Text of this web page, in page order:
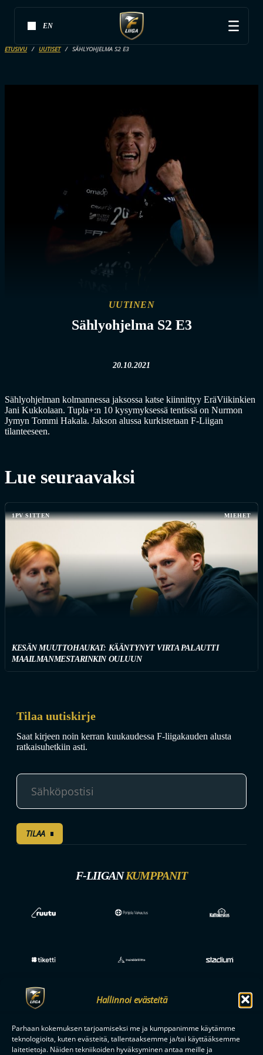
Hallinnoi evästeitä
Parhaan kokemuksen tarjoamiseksi me ja kumppanimme käytämme
teknologioita, kuten evästeitä, tallentaaksemme ja/tai käyttääksemme
laitetietoja. Näiden tekniikoiden hyväksyminen antaa meille ja
EN
ETUSIVU UUTISET SÄHLYOHJELMA S2 E3
UUTINEN
Sählyohjelma S2 E3
20.10.2021
Sählyohjelman kolmannessa jaksossa katse kiinnittyy EräViikinkien
Jani Kukkolaan. Tupla+:n 10 kysymyksessä tentissä on Nurmon
Jymyn Tommi Hakala. Jakson alussa kurkistetaan F-Liigan
tilanteeseen.
Lue seuraavaksi
1PV SITTEN MIEHET
KESÄN MUUTTOHAUKAT: KÄÄNTYNYT VIRTA PALAUTTI
MAAILMANMESTARINKIN OULUUN
Tilaa uutiskirje
Saat kirjeen noin kerran kuukaudessa F-liigakauden alusta
ratkaisuhetkiin asti.
TILAA
F-LIIGANKUMPPANIT